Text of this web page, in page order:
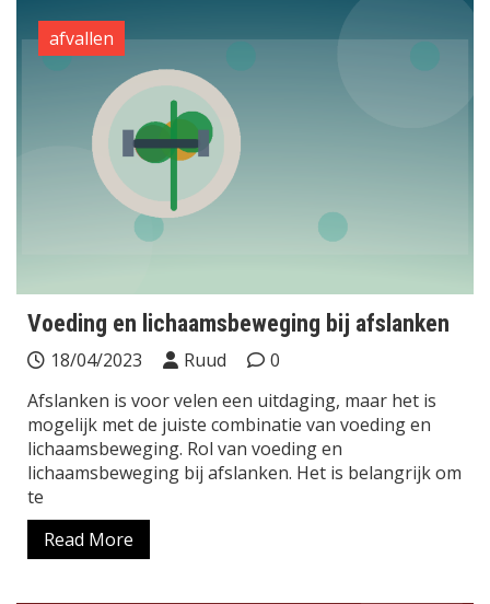
afvallen
Voeding en lichaamsbeweging bij afslanken
18/04/2023 Ruud
0
Afslanken is voor velen een uitdaging, maar het is
mogelijk met de juiste combinatie van voeding en
lichaamsbeweging. Rol van voeding en
lichaamsbeweging bij afslanken. Het is belangrijk om
te
Read More